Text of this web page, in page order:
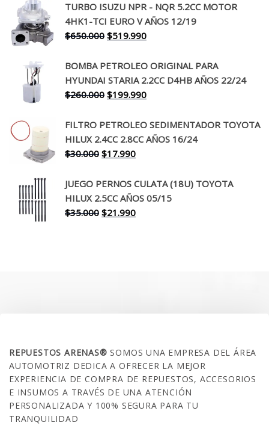
original
era:
$130.000.
actual
es:
$94.990.
TURBO ISUZU NPR - NQR 5.2CC MOTOR
4HK1-TCI EURO V AÑOS 12/19
$650.000 El
original
era:
$650.000.
$519.990El
actual
es:
$519.990.
BOMBA PETROLEO ORIGINAL PARA
HYUNDAI STARIA 2.2CC D4HB AÑOS 22/24
$260.000 El
original
era:
$260.000.
$199.990El
actual
es:
FILTRO PETROLEO SEDIMENTADOR TOYOTA
HILUX 2.4CC 2.8CC AÑOS 16/24
$30.000 El
original
era:
$30.000.
$17.990El
actual
es:
$17.990.
JUEGO PERNOS CULATA (18U) TOYOTA
HILUX 2.5CC AÑOS 05/15
$35.000 El
$21.990El
REPUESTOS ARENAS®SOMOS UNA EMPRESA DEL ÁREA
AUTOMOTRIZ DEDICA A OFRECER LA MEJOR
EXPERIENCIA DE COMPRA DE REPUESTOS, ACCESORIOS
E INSUMOS A TRAVÉS DE UNA ATENCIÓN
PERSONALIZADA Y 100% SEGURA PARA TU
TRANQUILIDAD